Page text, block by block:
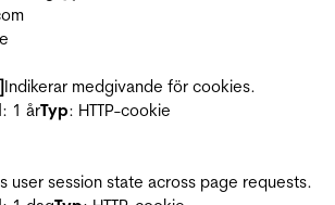
Indikerar medgivande för cookies.
: 1 årTyp: HTTP-cookie
user session state across page requests.